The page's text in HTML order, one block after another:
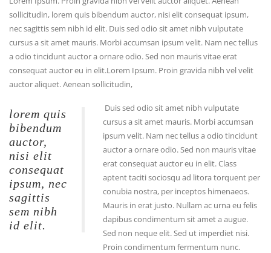
sollicitudin, lorem quis bibendum auctor, nisi elit consequat ipsum,
nec sagittis sem nibh id elit. Duis sed odio sit amet nibh vulputate
cursus a sit amet mauris. Morbi accumsan ipsum velit. Nam nec tellus
a odio tincidunt auctor a ornare odio. Sed non mauris vitae erat
consequat auctor eu in elit.Lorem Ipsum. Proin gravida nibh vel velit
auctor aliquet. Aenean sollicitudin,
lorem quis
bibendum
auctor,
nisi elit
consequat
ipsum, nec
sagittis
sem nibh
id elit.
Duis sed odio sit amet nibh vulputate
cursus a sit amet mauris. Morbi accumsan
ipsum velit. Nam nec tellus a odio tincidunt
auctor a ornare odio. Sed non mauris vitae
erat consequat auctor eu in elit. Class
aptent taciti sociosqu ad litora torquent per
conubia nostra, per inceptos himenaeos.
Mauris in erat justo. Nullam ac urna eu felis
dapibus condimentum sit amet a augue.
Sed non neque elit. Sed ut imperdiet nisi.
Proin condimentum fermentum nunc.